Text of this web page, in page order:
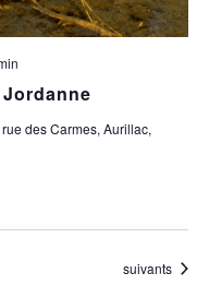
des Carmes, Aurillac,
Évènements
suivants